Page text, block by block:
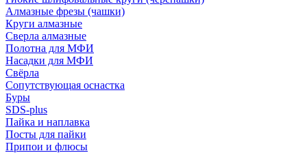
Алмазные фрезы (чашки)
Круги алмазные
Сверла алмазные
Полотна для МФИ
Насадки для МФИ
Свёрла
Сопутствующая оснастка
Буры
SDS-plus
Пайка и наплавка
Посты для пайки
Припои и флюсы